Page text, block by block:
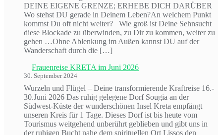
DEINE EIGENE GRENZE; ERHEBE DICH DARÜBER
Wo stehst DU gerade in Deinem Leben?An welchem Punkt
kommst Du oft nicht weiter? Wie groß ist Deine Sehnsucht
diese Blockade zu überwinden, zu Dir zu kommen, weiter zu
gehen …Ohne Ablenkung im Außen kannst DU auf der
Wanderschaft durch die […]
Frauenreise KRETA im Juni 2026
30. September 2024
Wurzeln und Flügel – Deine transformierende Kraftreise 16.-
30.Juni 2026 Das ruhig gelegene Dorf Sougia an der
Südwest-Küste der wunderschönen Insel Kreta empfängt
unseren Kreis für 1 Tage. Dieses Dorf ist bis heute vom
Tourismus weitgehend unberührt geblieben und gibt uns in
der ruhigen Bucht nahe dem spirituellen Ort Lissos den